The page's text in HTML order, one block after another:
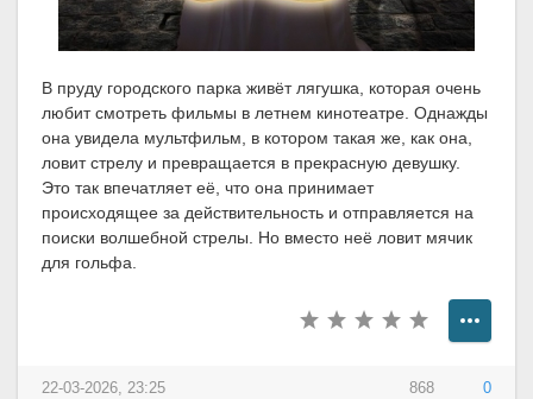
В пруду городского парка живёт лягушка, которая очень
любит смотреть фильмы в летнем кинотеатре. Однажды
она увидела мультфильм, в котором такая же, как она,
ловит стрелу и превращается в прекрасную девушку.
Это так впечатляет её, что она принимает
происходящее за действительность и отправляется на
поиски волшебной стрелы. Но вместо неё ловит мячик
для гольфа.
868 0
22-03-2026, 23:25